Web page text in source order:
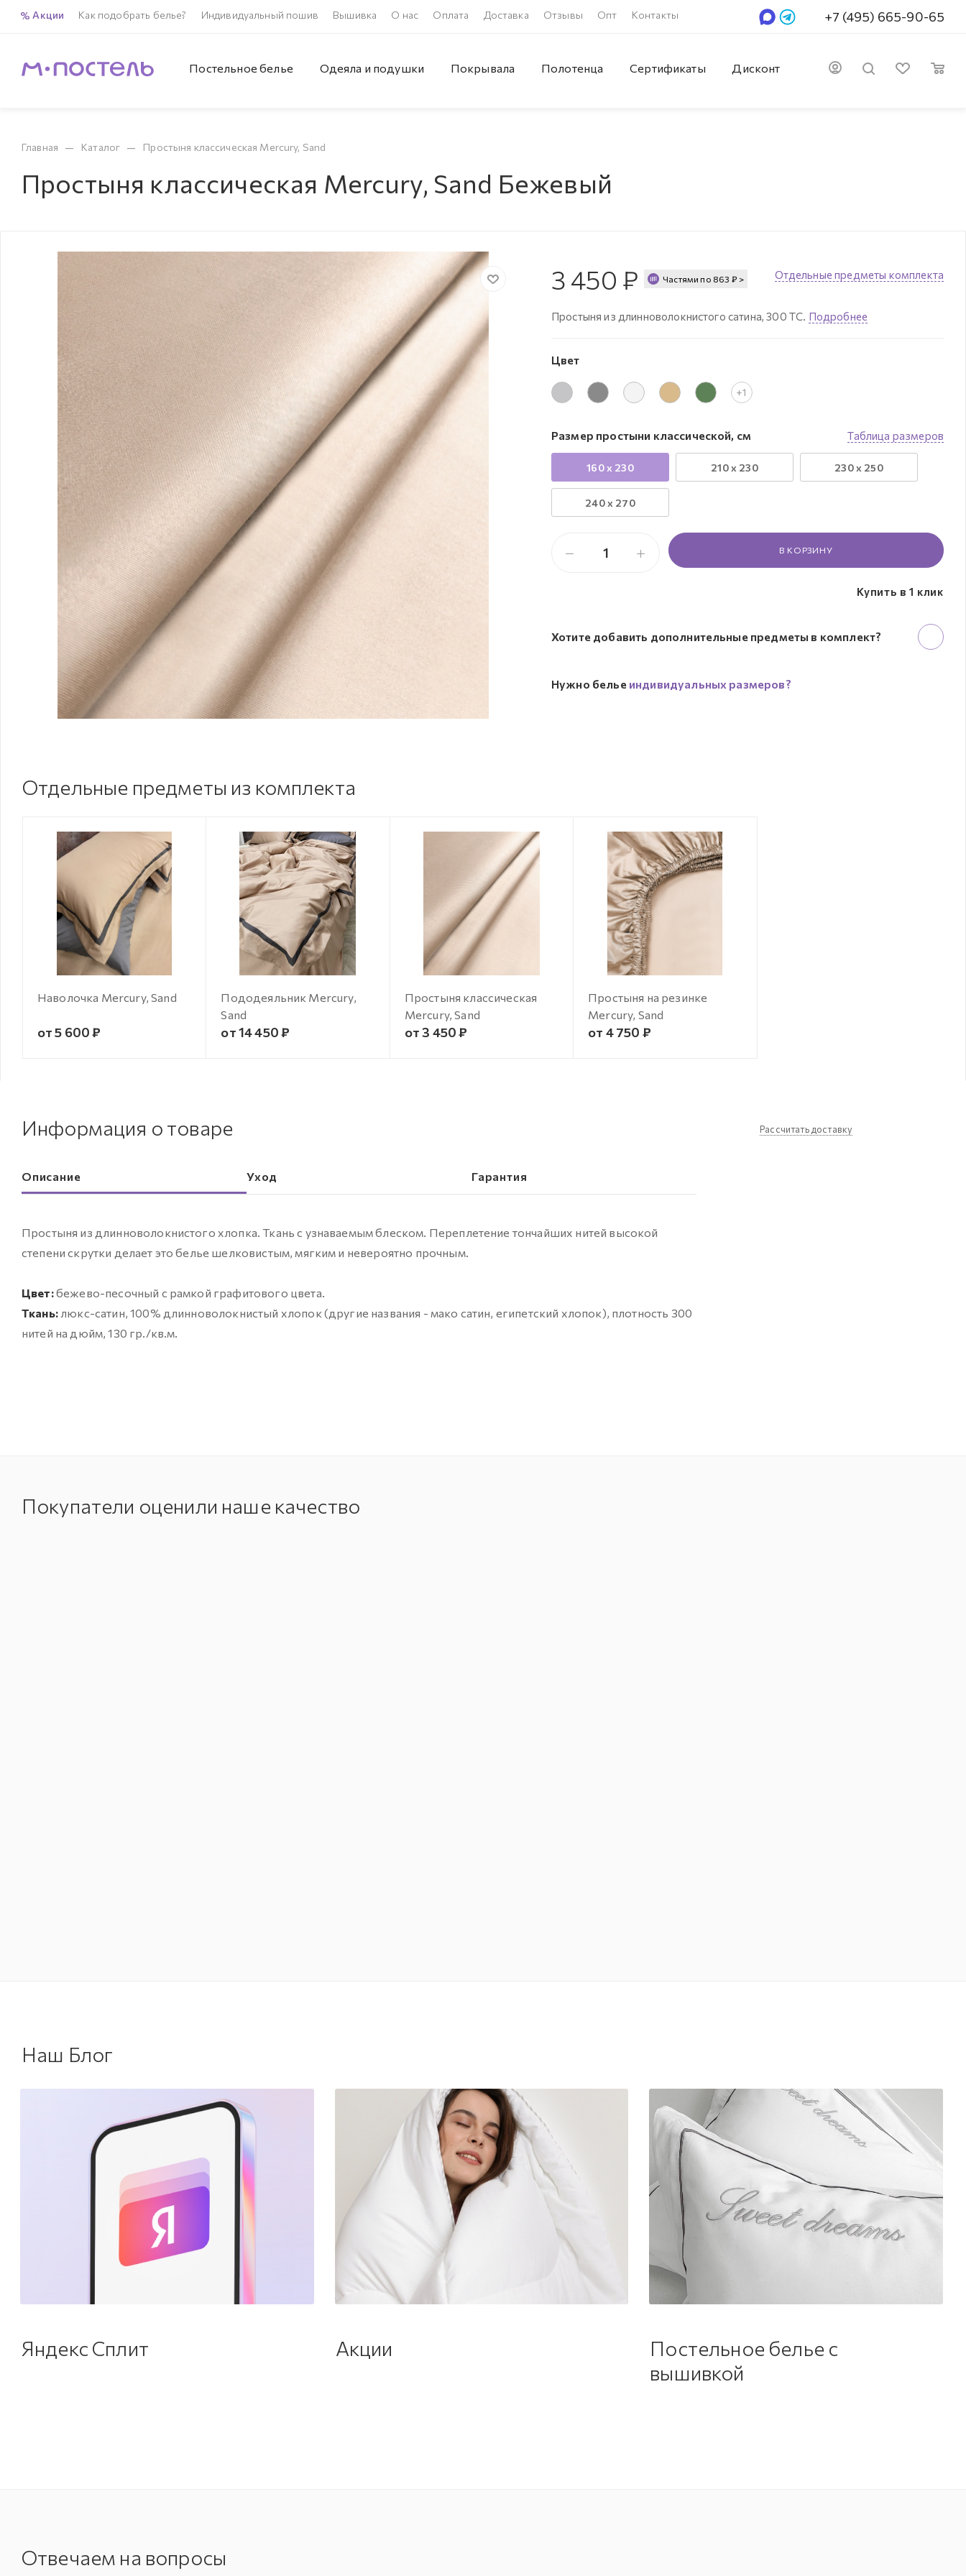
Акции Как подобрать белье? Индивидуальный пошив Вышивка О нас Оплата Доставка Отзывы Опт Контакты +7 (495) 665-90-65
Постельное белье Одеяла и подушки Покрывала Полотенца Сертификаты Дисконт
Главная — Каталог — Простыня классическая Mercury, Sand
Простыня классическая Mercury, Sand Бежевый
3 450 ₽ Частями по 863 ₽ > Отдельные предметы комплекта
Простыня из длинноволокнистого сатина, 300 ТС. Подробнее
Цвет
+1
Таблица размеров
Размер простыни классической, см
160 x 230 210 x 230 230 х 250
240 x 270
В КОРЗИНУ
Купить в 1 клик
Хотите добавить дополнительные предметы в комплект?
Нужно белье индивидуальных размеров?
Отдельные предметы из комплекта
Наволочка Mercury, Sand
от 5 600 ₽
Пододеяльник Mercury,
Sand
от 14 450 ₽
Простыня классическая
Mercury, Sand
от 3 450 ₽
Простыня на резинке
Mercury, Sand
от 4 750 ₽
Информация о товаре
Описание Уход Гарантия
Простыня из длинноволокнистого хлопка. Ткань с узнаваемым блеском. Переплетение тончайших нитей высокой
степени скрутки делает это белье шелковистым, мягким и невероятно прочным.
Цвет:бежево-песочный с рамкой графитового цвета.
Ткань: люкс-сатин, 100% длинноволокнистый хлопок (другие названия - мако сатин, египетский хлопок), плотность 300
нитей на дюйм, 130 гр./кв.м.
Рассчитать доставку
Покупатели оценили наше качество
Наш Блог
Яндекс Сплит Акции
Постельное белье с
вышивкой
Отвечаем на вопросы